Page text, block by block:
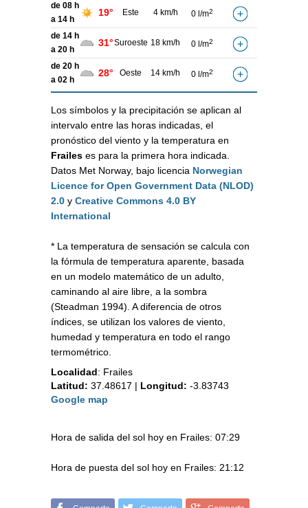
de 08 h
a 14 h
19° Este 4 km/h 0 l/m2
de 14 h
a 20 h
31°Suroeste 18 km/h 0 l/m2
de 20 h
a 02 h
28° Oeste 14 km/h 0 l/m2
Los símbolos y la precipitación se aplican al
intervalo entre las horas indicadas, el
pronóstico del viento y la temperatura en
Frailes es para la primera hora indicada.
Datos Met Norway, bajo licencia Norwegian
Licence for Open Government Data (NLOD)
2.0 y Creative Commons 4.0 BY
International
* La temperatura de sensación se calcula con
la fórmula de temperatura aparente, basada
en un modelo matemático de un adulto,
caminando al aire libre, a la sombra
(Steadman 1994). A diferencia de otros
índices, se utilizan los valores de viento,
humedad y temperatura en todo el rango
termométrico.
Localidad: Frailes
Latitud: 37.48617 | Longitud: -3.83743
Google map
Hora de salida del sol hoy en Frailes: 07:29
Hora de puesta del sol hoy en Frailes: 21:12